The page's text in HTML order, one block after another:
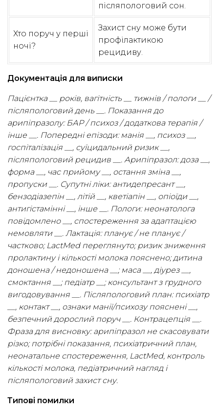
післяпологовий сон.
Хто поруч у перші
ночі?
Захист сну може бути
профілактикою
рецидиву.
Документація для виписки
Пацієнтка __ років, вагітність __ тижнів / пологи __ /
післяпологовий день __. Показання до
арипіпразолу: БАР / психоз / додаткова терапія /
інше __. Попередні епізоди: манія __, психоз __,
госпіталізація __, суїцидальний ризик __,
післяпологовий рецидив __. Арипіпразол: доза __,
форма __, час прийому __, остання зміна __,
пропуски __. Супутні ліки: антидепресант __,
бензодіазепін __, літій __, кветіапін __, опіоїди __,
антигістамінні __, інше __. Пологи: неонатолога
повідомлено __, спостереження за адаптацією
немовляти __. Лактація: планує / не планує /
частково; LactMed переглянуто; ризик зниження
пролактину і кількості молока пояснено; дитина
доношена / недоношена __; маса __, діурез __,
смоктання __; педіатр __; консультант з грудного
вигодовування __. Післяпологовий план: психіатр
__, контакт __, ознаки манії/психозу пояснені __,
безпечний дорослий поруч __. Контрацепція __.
Фраза для висновку: арипіпразол не скасовувати
різко; потрібні показання, психіатричний план,
неонатальне спостереження, LactMed, контроль
кількості молока, педіатричний нагляд і
післяпологовий захист сну.
Типові помилки